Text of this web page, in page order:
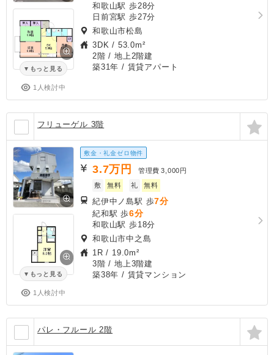
もっと見る
1人検討中
和歌山駅 歩28分
日前宮駅 歩27分
和歌山市松島
3DK / 53.0m²
2階 / 地上2階建
築31年 / 賃貸アパート
フリューゲル 3階
もっと見る
1人検討中
敷金・礼金ゼロ物件
3.7万円 管理費 3,000円
敷
無料 礼 無料
紀伊中ノ島駅 歩7分
紀和駅 歩6分
和歌山駅 歩18分
和歌山市中之島
1R / 19.0m²
3階 / 地上3階建
築38年 / 賃貸マンション
パレ・フルール 2階